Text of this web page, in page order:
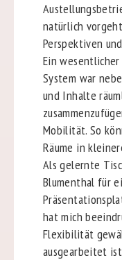
natürlich
Perspektiven
Ein
System war
und Inhalte
Mobilität. So
Räume in
Als gelernte
Blumenthal für
hat mich
Flexibilität
ausgearbeitet